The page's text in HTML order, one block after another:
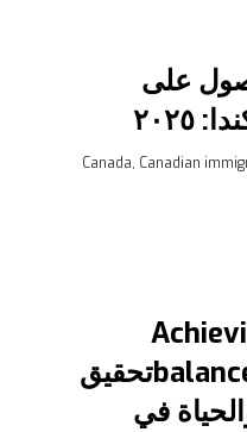
على
٢٠٢٥
Canada, Canadian
balance in Canada{:}{:ar}تحقيق
في